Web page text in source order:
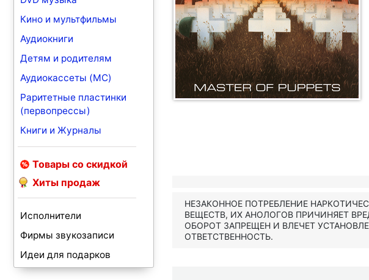
Кино и мультфильмы
Аудиокниги
Детям и родителям
Аудиокассеты (MC)
Раритетные пластинки
(первопрессы)
Книги и Журналы
Товары со скидкой
Хиты продаж
Исполнители
Фирмы звукозаписи
Идеи для подарков
НЕЗАКОННОЕ ПОТРЕБЛЕНИЕ
ВЕЩЕСТВ, ИХ АНОЛОГОВ ПРИЧИНЯЕТ
ОБОРОТ ЗАПРЕЩЕН И ВЛЕЧЕТ
ОТВЕТСТВЕННОСТЬ.